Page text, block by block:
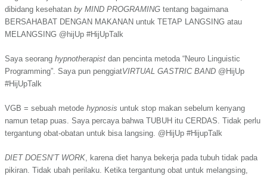
dibidang kesehatan by MIND PROGRAMING tentang bagaimana
BERSAHABAT DENGAN MAKANAN untuk TETAP LANGSING atau
MELANGSING @hijUp #HijUpTalk
Saya seorang hypnotherapist dan pencinta metoda “Neuro Linguistic
Programming”. Saya pun penggiatVIRTUAL GASTRIC BAND @HijUp
#HijUpTalk
VGB = sebuah metode hypnosis untuk stop makan sebelum kenyang
namun tetap puas. Saya percaya bahwa TUBUH itu CERDAS. Tidak perlu
tergantung obat-obatan untuk bisa langsing. @HijUp #HijupTalk
DIET DOESN’T WORK , karena diet hanya bekerja pada tubuh tidak pada
pikiran. Tidak ubah perilaku. Ketika tergantung obat untuk melangsing,